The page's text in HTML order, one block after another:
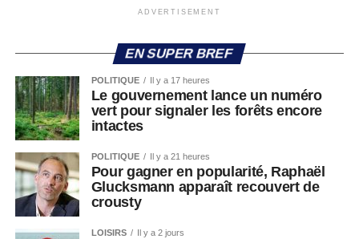
ADVERTISEMENT
EN SUPER BREF
POLITIQUE Il y a 17 heures
Le gouvernement lance un numéro
vert pour signaler les forêts encore
intactes
POLITIQUE Il y a 21 heures
Pour gagner en popularité, Raphaël
Glucksmann apparaît recouvert de
crousty
LOISIRS Il y a 2 jours